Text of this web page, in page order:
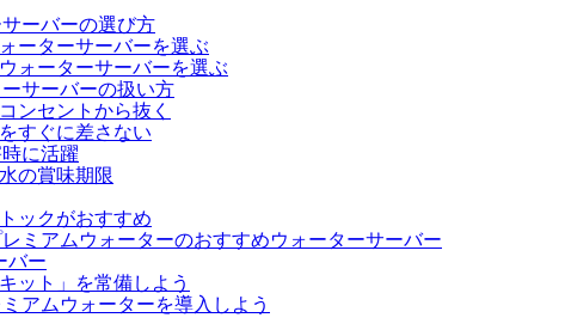
ーバーの選び方
ーターサーバーを選ぶ
ォーターサーバーを選ぶ
サーバーの扱い方
ンセントから抜く
すぐに差さない
に活躍
の賞味期限
ックがおすすめ
ミアムウォーターのおすすめウォーターサーバー
バー
ット」を常備しよう
アムウォーターを導入しよう